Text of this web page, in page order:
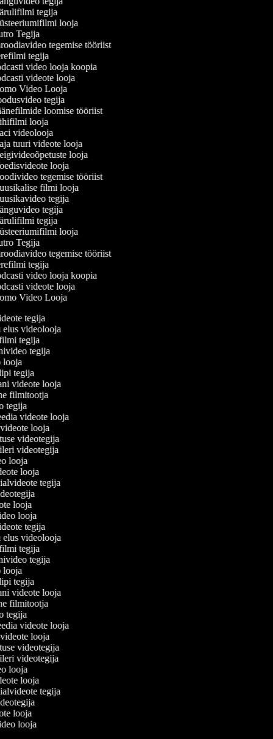
tegija
looja
Tegija
tegemise tööriist
tegija
video looja koopia
videote looja
Video Looja
tegija
loomise tööriist
looja
videolooja
tuuri videote looja
looja
looja
tegemise tööriist
filmi looja
tegija
tegija
tegija
looja
Tegija
tegemise tööriist
tegija
video looja koopia
videote looja
Video Looja
tegija
elus videolooja
tegija
tegija
looja
tegija
videote looja
filmitootja
tegija
videote looja
looja
videotegija
videotegija
looja
looja
tegija
looja
looja
tegija
elus videolooja
tegija
tegija
looja
tegija
videote looja
filmitootja
tegija
videote looja
looja
videotegija
videotegija
looja
looja
tegija
looja
looja